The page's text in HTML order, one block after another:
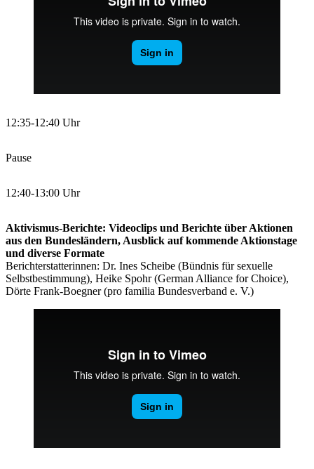
12:35-12:40 Uhr
Pause
12:40-13:00 Uhr
Aktivismus-Berichte: Videoclips und Berichte über Aktionen
aus den Bundesländern, Ausblick auf kommende Aktionstage
und diverse Formate
Berichterstatterinnen: Dr. Ines Scheibe (Bündnis für sexuelle
Selbstbestimmung), Heike Spohr (German Alliance for Choice),
Dörte Frank-Boegner (pro familia Bundesverband e. V.)